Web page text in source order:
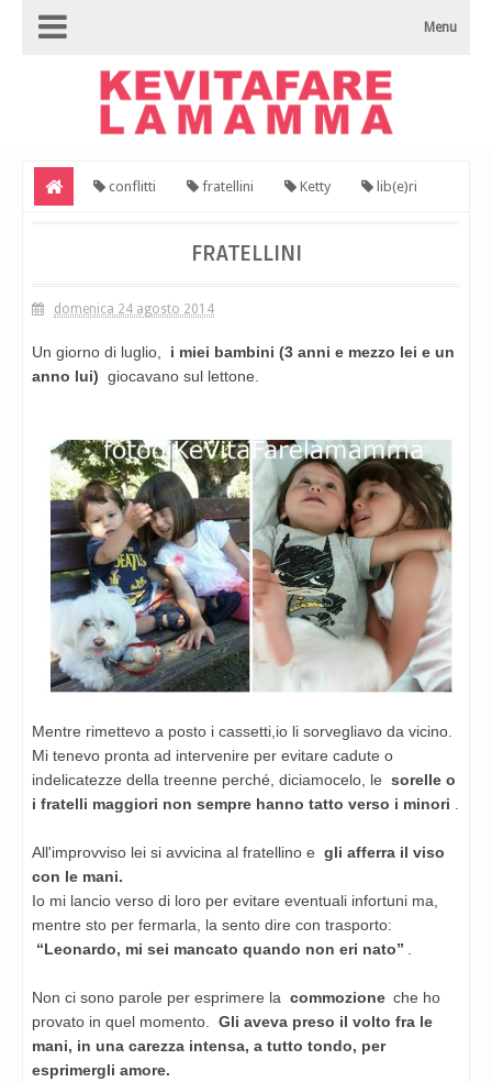
Menu
conflitti fratellini Ketty lib(e)ri
FRATELLINI
domenica 24 agosto 2014
Un giorno di luglio,
i miei bambini (3 anni e mezzo lei e un
anno lui) giocavano sul lettone.
Mentre rimettevo a posto i cassetti,io li sorvegliavo da vicino.
Mi tenevo pronta ad intervenire per evitare cadute o
indelicatezze della treenne perché, diciamocelo, le sorelle o
i fratelli maggiori non sempre hanno tatto verso i minori
All'improvviso lei si avvicina al fratellino e gli afferra il viso
con le mani.
Io mi lancio verso di loro per evitare eventuali infortuni ma,
mentre sto per fermarla, la sento dire con trasporto:
“Leonardo, mi sei mancato quando non eri nato”
Non ci sono parole per esprimere la commozione che ho
provato in quel momento.
Gli aveva preso il volto fra le
mani, in una carezza intensa, a tutto tondo, per
esprimergli amore.